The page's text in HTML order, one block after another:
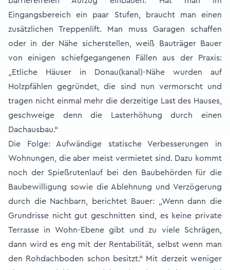
Eingangsbereich ein paar Stufen, braucht man einen
zusätzlichen Treppenlift. Man muss Garagen schaffen
oder in der Nähe sicherstellen, weiß Bauträger Bauer
von einigen schiefgegangenen Fällen aus der Praxis:
„Etliche Häuser in Donau(kanal)-Nähe wurden auf
Holzpfählen gegründet, die sind nun vermorscht und
tragen nicht einmal mehr die derzeitige Last des Hauses,
geschweige denn die Lasterhöhung durch einen
Dachausbau.“
Die Folge: Aufwändige statische Verbesserungen in
Wohnungen, die aber meist vermietet sind. Dazu kommt
noch der Spießrutenlauf bei den Baubehörden für die
Baubewilligung sowie die Ablehnung und Verzögerung
durch die Nachbarn, berichtet Bauer: „Wenn dann die
Grundrisse nicht gut geschnitten sind, es keine private
Terrasse in Wohn-Ebene gibt und zu viele Schrägen,
dann wird es eng mit der Rentabilität, selbst wenn man
den Rohdachboden schon besitzt.“ Mit derzeit weniger